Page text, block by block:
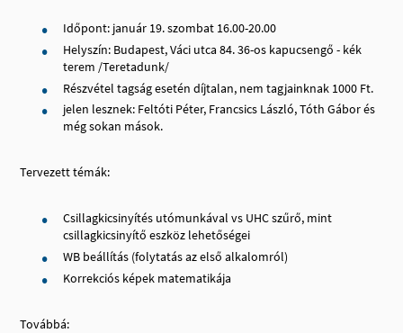
Időpont: január 19. szombat 16.00-20.00
Helyszín: Budapest, Váci utca 84. 36-os kapucsengő - kék
terem /Teretadunk/
Részvétel tagság esetén díjtalan, nem tagjainknak 1000 Ft.
jelen lesznek: Feltóti Péter, Francsics László, Tóth Gábor és
még sokan mások.
Tervezett témák:
Csillagkicsinyítés utómunkával vs UHC szűrő, mint
csillagkicsinyítő eszköz lehetőségei
WB beállítás (folytatás az első alkalomról)
Korrekciós képek matematikája
Továbbá: